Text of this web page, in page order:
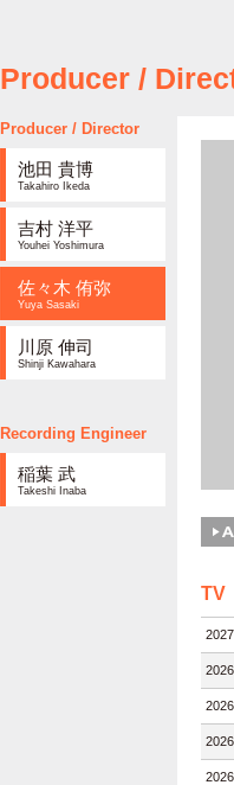
Producer /
Producer / Director
池田 貴博
Takahiro Ikeda
吉村 洋平
Youhei Yoshimura
佐々木 侑弥
Yuya Sasaki
川原 伸司
Shinji Kawahara
Recording Engineer
稲葉 武
Takeshi Inaba
TV